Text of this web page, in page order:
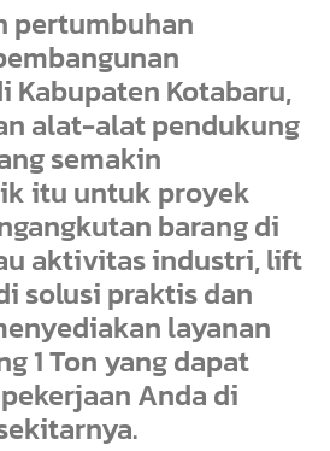
pertumbuhan
Kotabaru,
alat-alat pendukung
semakin
itu untuk proyek
barang di
aktivitas industri, lift
solusi praktis dan
layanan
1 Ton yang dapat
Anda di